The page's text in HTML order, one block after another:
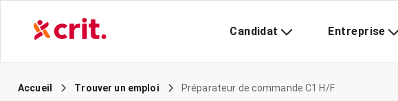
Candidat Entreprise
Accueil Trouver un emploi Préparateur de commande C1 H/F